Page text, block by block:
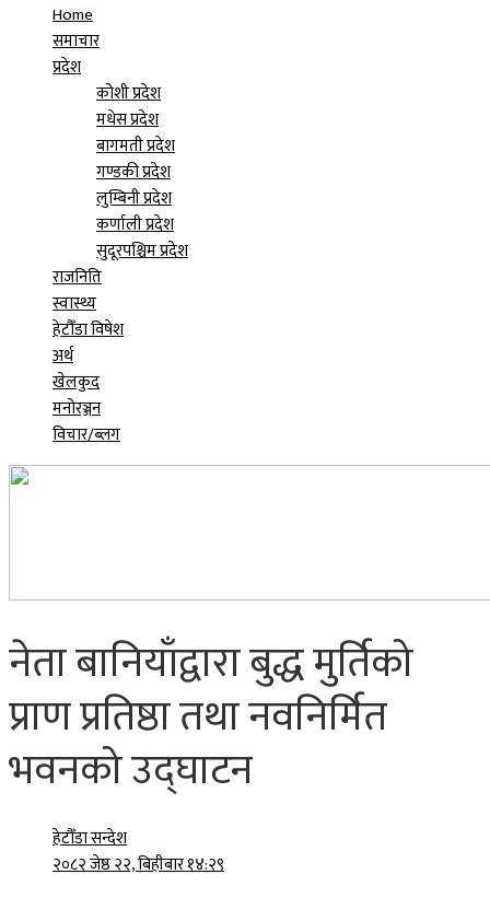
Home
समाचार
प्रदेश
कोशी प्रदेश
मधेस प्रदेश
बागमती प्रदेश
गण्डकी प्रदेश
लुम्बिनी प्रदेश
कर्णाली प्रदेश
सुदूरपश्चिम प्रदेश
राजनिति
स्वास्थ्य
हेटौँडा विषेश
अर्थ
खेलकुद
मनोरञ्जन
विचार/ब्लग
नेता बानियाँद्वारा बुद्ध मुर्तिको
प्राण प्रतिष्ठा तथा नवनिर्मित
भवनको उद्घाटन
हेटौँडा सन्देश
२०८२ जेष्ठ २२, बिहीबार १४:२९